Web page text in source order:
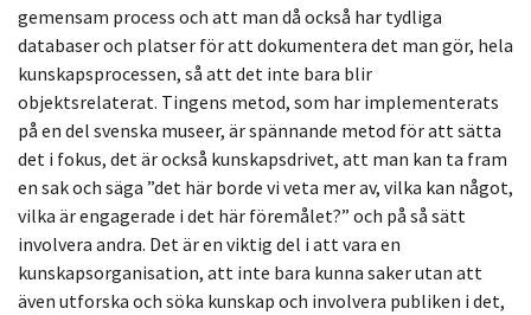
gemensam process och att man då också har tydliga
databaser och platser för att dokumentera det man gör, hela
kunskapsprocessen, så att det inte bara blir
objektsrelaterat. Tingens metod, som har implementerats
på en del svenska museer, är spännande metod för att sätta
det i fokus, det är också kunskapsdrivet, att man kan ta fram
en sak och säga ”det här borde vi veta mer av, vilka kan något,
vilka är engagerade i det här föremålet?” och på så sätt
involvera andra. Det är en viktig del i att vara en
kunskapsorganisation, att inte bara kunna saker utan att
även utforska och söka kunskap och involvera publiken i det,